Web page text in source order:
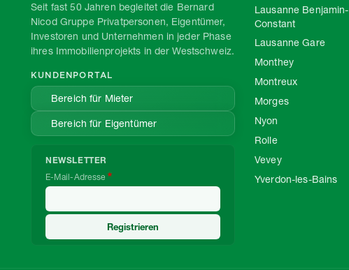
Seit fast 50 Jahren begleitet die Bernard
Nicod Gruppe Privatpersonen, Eigentümer,
Investoren und Unternehmen in jeder Phase
ihres Immobilienprojekts in der Westschweiz.
KUNDENPORTAL
Bereich für Mieter
Bereich für Eigentümer
NEWSLETTER
E-Mail-Adresse
Lausanne Benjamin-
Constant
Lausanne Gare
Monthey
Montreux
Morges
Nyon
Rolle
Vevey
Yverdon-les-Bains